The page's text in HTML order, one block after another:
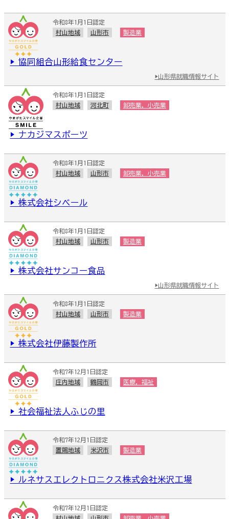
令和8年1月1日認定
村山地域
山形市 製造業
▶ 協同組合山形給食センター
▶山形県就職情報サイト
令和8年1月1日認定
村山地域
河北町 卸売業，小売業
▶ ナカジマスポーツ
令和8年1月1日認定
村山地域
山形市 卸売業，小売業
▶ 株式会社シベール
令和8年1月1日認定
村山地域
山形市 製造業
▶ 株式会社サンコー食品
▶山形県就職情報サイト
令和8年1月1日認定
村山地域
山形市 製造業
▶ 株式会社伊藤製作所
令和7年12月1日認定
庄内地域
鶴岡市 医療，福祉
▶ 社会福祉法人ふじの里
令和7年12月1日認定
置賜地域
米沢市 製造業
▶ ルネサスエレクトロニクス株式会社米沢工場
令和7年12月1日認定